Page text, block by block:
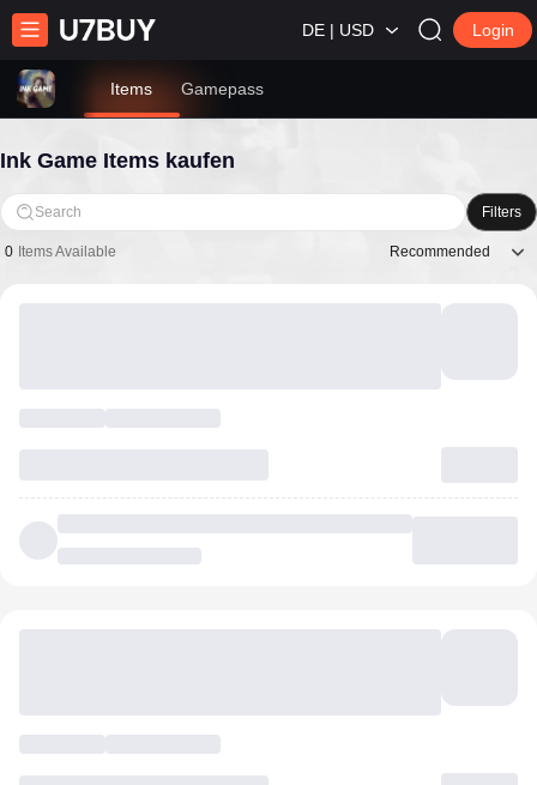
DE | USD Login
Items Gamepass
Ink Game Items kaufen
Search Filters
0 Items Available Recommended